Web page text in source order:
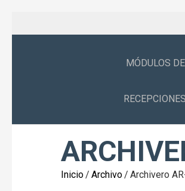
MÓDULOS
Inicio/ Archivo/ Archivero